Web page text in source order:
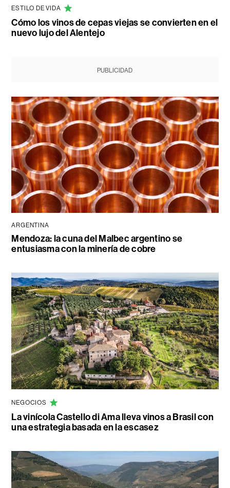
ESTILO DE VIDA
Cómo los vinos de cepas viejas se convierten en el
nuevo lujo del Alentejo
PUBLICIDAD
ARGENTINA
Mendoza: la cuna del Malbec argentino se
entusiasma con la minería de cobre
NEGOCIOS
La vinícola Castello di Ama lleva vinos a Brasil con
una estrategia basada en la escasez